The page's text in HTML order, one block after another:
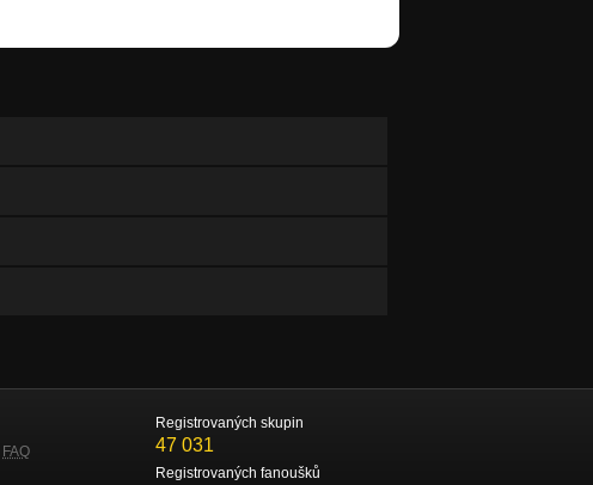
FAQ
Registrovaných skupin
47 031
Registrovaných fanoušků